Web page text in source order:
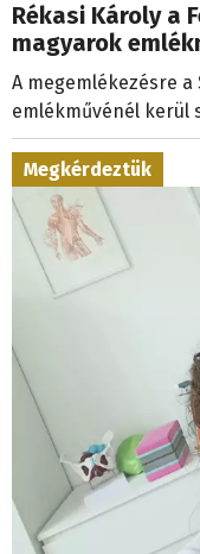
Rékasi Károly a
magyarok
A megemlékezésre
emlékművénél kerül
Megkérdeztük